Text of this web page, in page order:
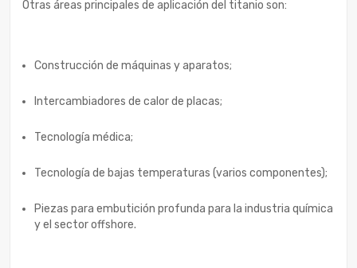
Otras áreas principales de aplicación del titanio son:
Construcción de máquinas y aparatos;
Intercambiadores de calor de placas;
Tecnología médica;
Tecnología de bajas temperaturas (varios componentes);
Piezas para embutición profunda para la industria química
y el sector offshore.